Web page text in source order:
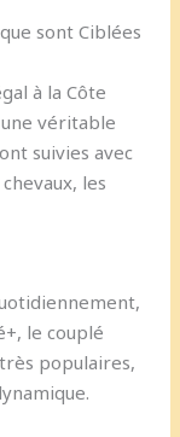
sont Ciblées
à la Côte
une véritable
suivies avec
les
le couplé
populaires,